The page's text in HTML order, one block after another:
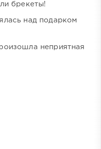
брекеты!
над подарком
неприятная